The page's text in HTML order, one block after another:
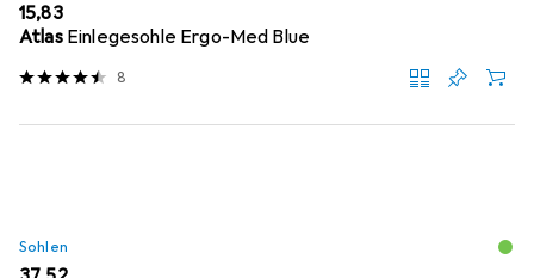
EUR
15,83
Atlas Einlegesohle Ergo-Med Blue
8
Sohlen